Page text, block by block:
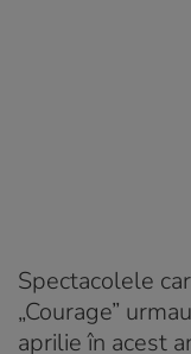
Spectacolele
„Courage”
aprilie în acest